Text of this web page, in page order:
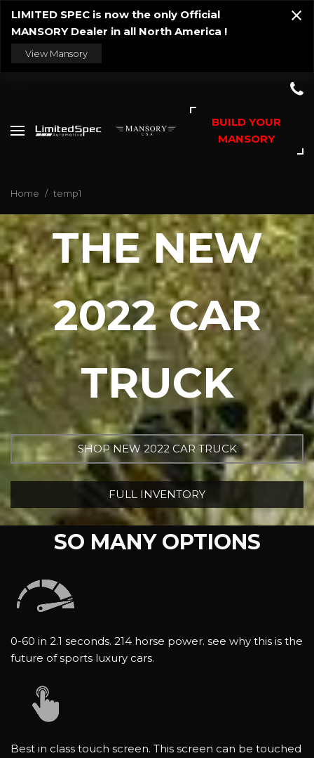
LIMITED SPEC is now the only Official
MANSORY Dealer in all North America !
View Mansory
BUILD YOUR
MANSORY
Home / temp1
THE NEW
2022 CAR
TRUCK
SHOP NEW 2022 CAR TRUCK
FULL INVENTORY
SO MANY OPTIONS
0-60 in 2.1 seconds. 214 horse power. see why this is the
future of sports luxury cars.
Best in class touch screen. This screen can be touched